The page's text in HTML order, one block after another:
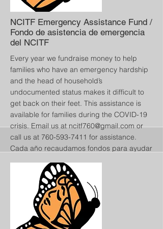
5359650/form
More
NCITF Emergency Assistance Fund /
Fondo de asistencia de emergencia
del NCITF
Every year we fundraise money to help
families who have an emergency hardship
and the head of household’s
undocumented status makes it difficult to
get back on their feet. This assistance is
available for families during the COVID-19
crisis. Email us atncitf760@gmail.comor
call us at 760-593-7411 for assistance.
Cada año recaudamos fondos para ayudar
emergencia y el estado de indocumentado
del jefe de familia hace que sea difícil
recuperarse. Esta asistencia está
disponible para las familias durante la
crisis de COVID-19. Envíenos un correo
electrónico ancitf760@gmail.com